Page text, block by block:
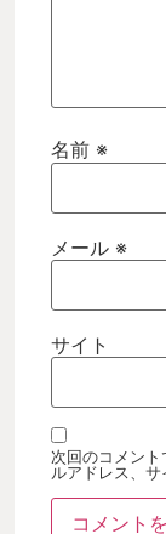
名前 ※
メール ※
サイト
次回のコメン
ルアドレス、サ